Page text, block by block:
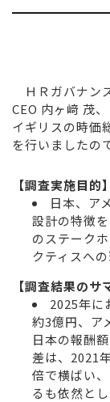
ＨＲガバナン
CEO 内ヶ﨑 茂
イギリスの時価
を行いましたの
【調査実施目的】
日本、ア
設計の特徴
のステーク
クティスへ
【調査結果のサ
2025年に
約3億円、ア
日本の報酬
差は、2021
倍で横ばい
るも依然と